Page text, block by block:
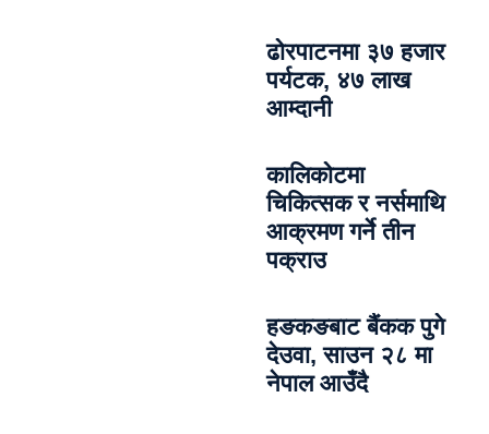
ढोरपाटनमा ३७ हजार
पर्यटक, ४७ लाख
आम्दानी
कालिकोटमा
चिकित्सक र नर्समाथि
आक्रमण गर्ने तीन
पक्राउ
हङकङबाट बैंकक पुगे
देउवा, साउन २८ मा
नेपाल आउँदै